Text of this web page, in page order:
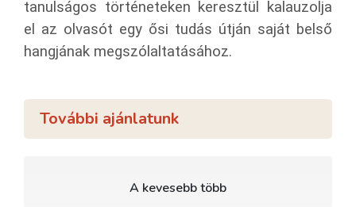
tanulságos történeteken keresztül kalauzolja
el az olvasót egy ősi tudás útján saját belső
hangjának megszólaltatásához.
További ajánlatunk
A kevesebb több